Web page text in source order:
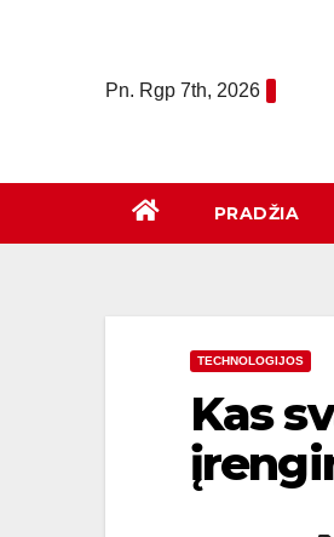
Pn. Rgp 7th, 2026
PRADŽIA
TECHNOLOGIJOS
Kas